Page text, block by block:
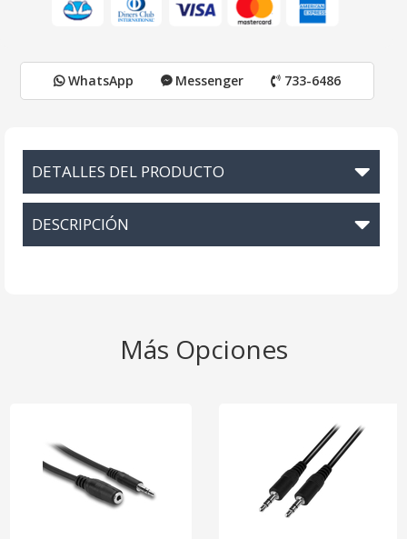
WhatsApp Messenger 733-6486
DETALLES DEL PRODUCTO
DESCRIPCIÓN
Más Opciones